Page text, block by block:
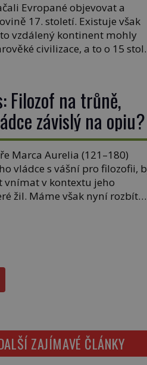
Evropané objevovat a
17. století. Existuje však
vzdálený kontinent mohly
civilizace, a to o 15
smysl pro […]
Filozof na trůně,
závislý na opiu?
Marca Aurelia (121–180)
vládce s vášní pro filozofii,
v kontextu jeho
žil. Máme však nyní rozbít
ZAJÍMAVÉ ČLÁNKY